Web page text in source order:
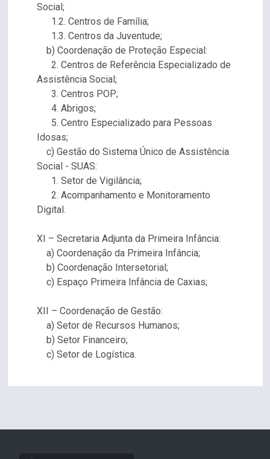
Social;
1.2. Centros de Família;
1.3. Centros da Juventude;
b) Coordenação de Proteção Especial:
2. Centros de Referência Especializado de
Assistência Social;
3. Centros POP;
4. Abrigos;
5. Centro Especializado para Pessoas
Idosas;
c) Gestão do Sistema Único de Assistência
Social - SUAS:
1. Setor de Vigilância;
2. Acompanhamento e Monitoramento
Digital.
XI – Secretaria Adjunta da Primeira Infância:
a) Coordenação da Primeira Infância;
b) Coordenação Intersetorial;
c) Espaço Primeira Infância de Caxias;
XII – Coordenação de Gestão:
a) Setor de Recursos Humanos;
b) Setor Financeiro;
c) Setor de Logística.